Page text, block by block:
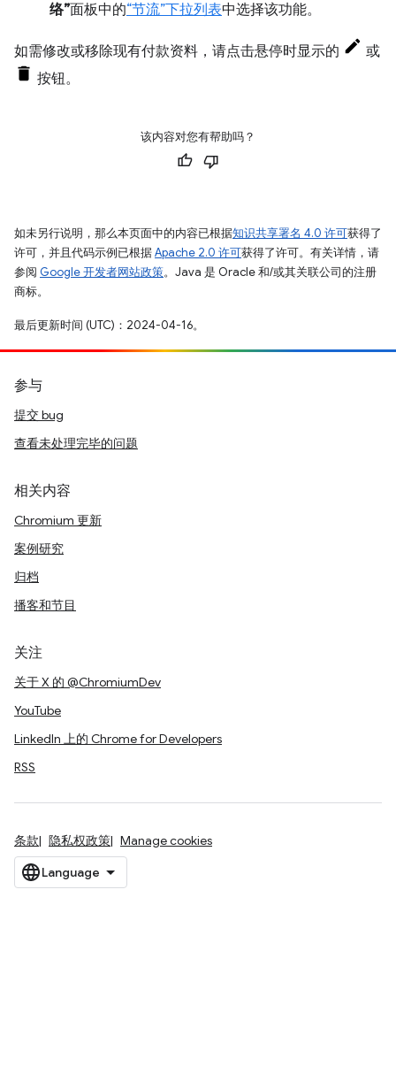
络”面板中的“节流”下拉列表中选择该功能。
如需修改或移除现有付款资料，请点击悬停时显示的
或
按钮。
该内容对您有帮助吗？
如未另行说明，那么本页面中的内容已根据知识共享署名 4.0 许可获得了
许可，并且代码示例已根据Apache 2.0 许可获得了许可。有关详情，请
参阅 Google 开发者网站政策。Java 是 Oracle 和/或其关联公司的注册
商标。
最后更新时间 (UTC)：2024-04-16。
参与
提交 bug
查看未处理完毕的问题
相关内容
Chromium 更新
案例研究
归档
播客和节目
关注
关于 X 的 @ChromiumDev
YouTube
LinkedIn 上的 Chrome for Developers
RSS
条款 隐私权政策 Manage cookies